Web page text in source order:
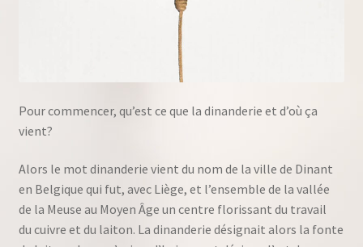
Pour commencer, qu’est ce que la dinanderie et d’où ça
vient?
Alors le mot dinanderie vient du nom de la ville de Dinant
en Belgique qui fut, avec Liège, et l’ensemble de la vallée
de la Meuse au Moyen Âge un centre florissant du travail
du cuivre et du laiton. La dinanderie désignait alors la fonte